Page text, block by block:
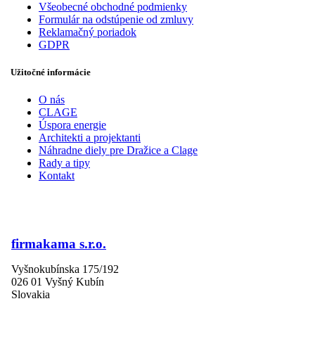
Všeobecné obchodné podmienky
Formulár na odstúpenie od zmluvy
Reklamačný poriadok
GDPR
Užitočné informácie
O nás
CLAGE
Úspora energie
Architekti a projektanti
Náhradne diely pre Dražice a Clage
Rady a tipy
Kontakt
firmakama s.r.o.
Vyšnokubínska 175/192
026 01 Vyšný Kubín
Slovakia